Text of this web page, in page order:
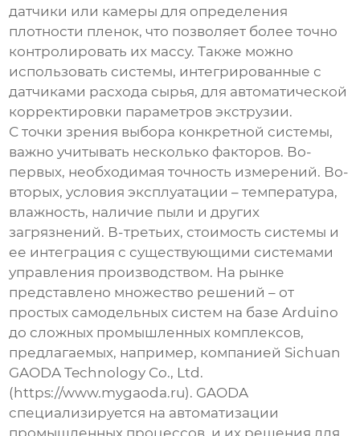
датчики или камеры для определения
плотности пленок, что позволяет более точно
контролировать их массу. Также можно
использовать системы, интегрированные с
датчиками расхода сырья, для автоматической
корректировки параметров экструзии.
С точки зрения выбора конкретной системы,
важно учитывать несколько факторов. Во-
первых, необходимая точность измерений. Во-
вторых, условия эксплуатации – температура,
влажность, наличие пыли и других
загрязнений. В-третьих, стоимость системы и
ее интеграция с существующими системами
управления производством. На рынке
представлено множество решений – от
простых самодельных систем на базе Arduino
до сложных промышленных комплексов,
предлагаемых, например, компанией Sichuan
GAODA Technology Co., Ltd.
(https://www.mygaoda.ru). GAODA
специализируется на автоматизации
промышленных процессов, и их решения для